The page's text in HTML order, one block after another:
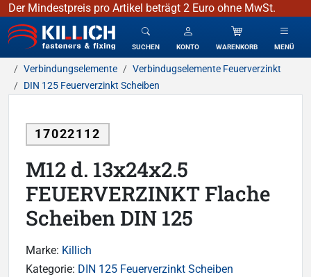
Der Mindestpreis pro Artikel beträgt 2 Euro ohne MwSt.
KILLICH - Verbindungselemente
SUCHEN KONTO WARENKORB MENÜ
Verbindungselemente
Verbindugselemente Feuerverzinkt
DIN 125 Feuerverzinkt Scheiben
17022112
M12 d. 13x24x2.5
FEUERVERZINKT Flache
Scheiben DIN 125
Marke: Killich
Kategorie: DIN 125 Feuerverzinkt Scheiben